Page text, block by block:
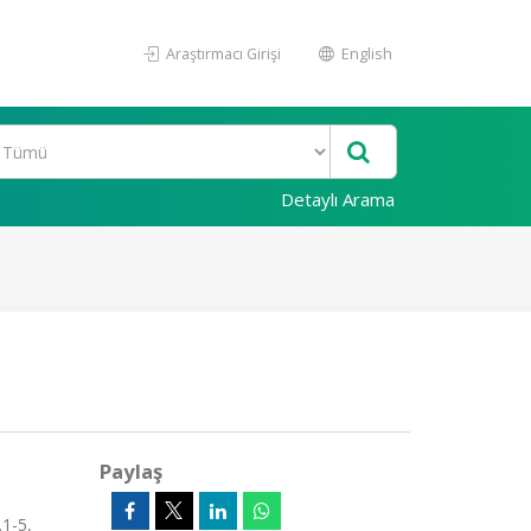
Araştırmacı Girişi English
Detaylı Arama
5,
Paylaş